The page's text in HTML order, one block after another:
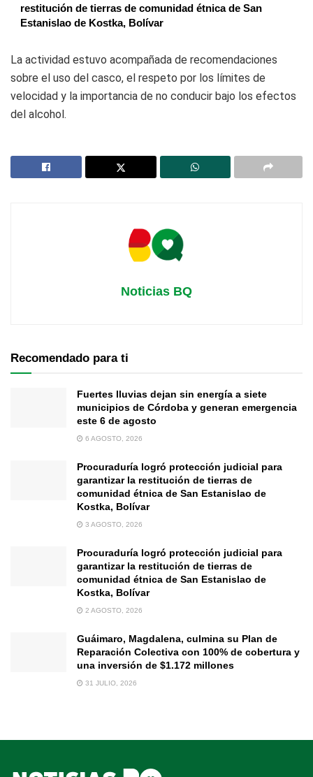
restitución de tierras de comunidad étnica de San
Estanislao de Kostka, Bolívar
La actividad estuvo acompañada de recomendaciones
sobre el uso del casco, el respeto por los límites de
velocidad y la importancia de no conducir bajo los efectos
del alcohol.
Noticias BQ
Recomendado para ti
Fuertes lluvias dejan sin energía a siete
municipios de Córdoba y generan emergencia
este 6 de agosto
6 AGOSTO, 2026
Procuraduría logró protección judicial para
garantizar la restitución de tierras de
comunidad étnica de San Estanislao de
Kostka, Bolívar
3 AGOSTO, 2026
Procuraduría logró protección judicial para
garantizar la restitución de tierras de
comunidad étnica de San Estanislao de
Kostka, Bolívar
2 AGOSTO, 2026
Guáimaro, Magdalena, culmina su Plan de
Reparación Colectiva con 100% de cobertura y
una inversión de $1.172 millones
31 JULIO, 2026